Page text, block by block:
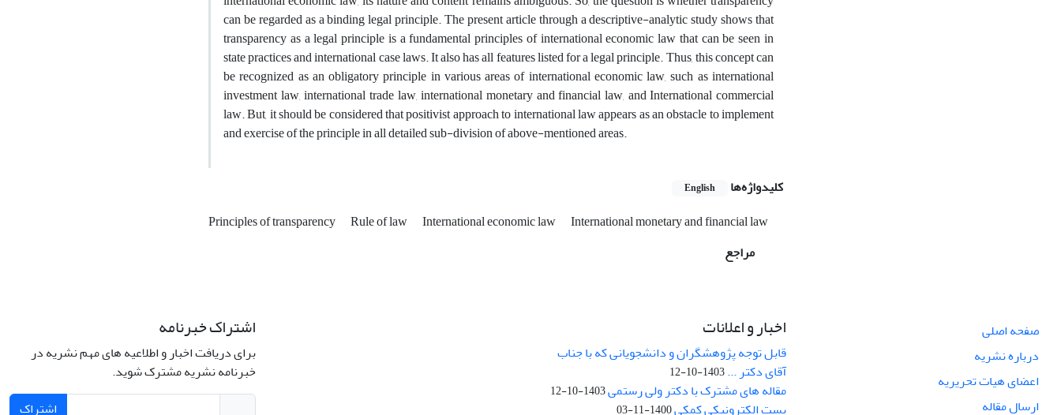
can be regarded as a binding legal principle. The present article through a descriptive-analytic study shows that
transparency as a legal principle is a fundamental principles of international economic law that can be seen in
state practices and international case laws. It also has all features listed for a legal principle. Thus, this concept can
be recognized as an obligatory principle in various areas of international economic law, such as international
investment law, international trade law, international monetary and financial law, and International commercial
law. But, it should be considered that positivist approach to international law appears as an obstacle to implement
and exercise of the principle in all detailed sub-division of above-mentioned areas.
کلیدواژه‌ها English
Principles of transparency Rule of law International economic law
International monetary and financial law
مراجع
صفحه اصلی
درباره نشریه
اعضای هیات تحریریه
ارسال مقاله
اخبار و اعلانات
قابل توجه پژوهشگران و دانشجویانی که با جناب
آقای دکتر ...1403-10-12
مقاله های مشترک با دکتر ولی رستمی1403-10-12
پست الکترونیکی کمکی1400-11-03
اشتراک خبرنامه
برای دریافت اخبار و اطلاعیه های مهم نشریه در
خبرنامه نشریه مشترک شوید.
اشتراک